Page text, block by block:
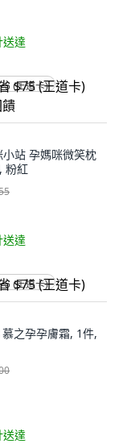
送達
(王道卡)
站 孕媽咪微笑枕
粉紅
送達
(王道卡)
之孕孕膚霜, 1件,
送達